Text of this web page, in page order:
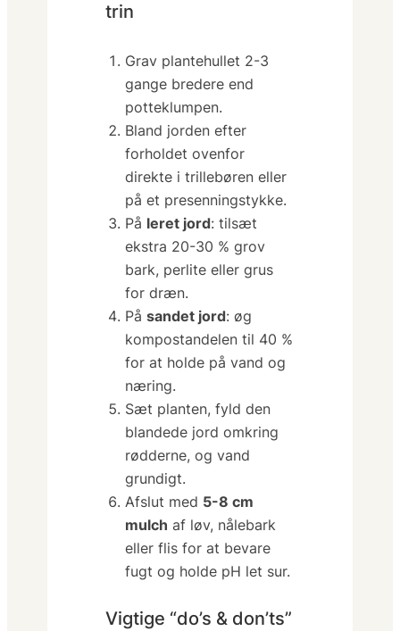
trin
Grav plantehullet 2-3
gange bredere end
potteklumpen.
Bland jorden efter
forholdet ovenfor
direkte i trillebøren eller
på et presenningstykke.
På leret jord: tilsæt
ekstra 20-30 % grov
bark, perlite eller grus
for dræn.
Påsandet jord: øg
kompostandelen til 40 %
for at holde på vand og
næring.
Sæt planten, fyld den
blandede jord omkring
rødderne, og vand
grundigt.
Afslut med 5-8 cm
mulch af løv, nålebark
eller flis for at bevare
fugt og holde pH let sur.
Vigtige “do’s & don’ts”